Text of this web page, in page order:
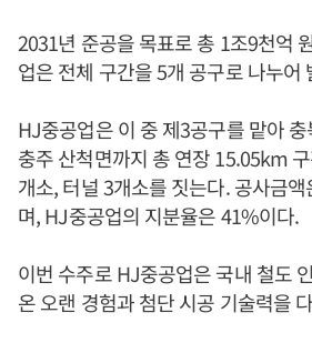
2031년 준공을 목표로 총 1조9천억
업은 전체 구간을 5개 공구로 나누어
HJ중공업은 이 중 제3공구를 맡아
충주 산척면까지 총 연장 15.05km
개소, 터널 3개소를 짓는다. 공사금
며, HJ중공업의 지분율은 41%이다.
이번 수주로 HJ중공업은 국내 철도
온 오랜 경험과 첨단 시공 기술력을